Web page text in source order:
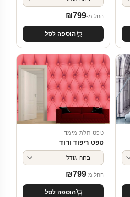
החל מ- ₪799
הוספה לסל
טפט תלת מימד
טפט ריפוד ורוד
החל מ- ₪799
הוספה לסל